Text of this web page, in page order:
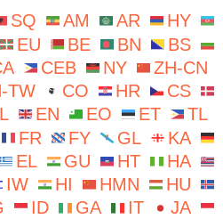
SQ AM AR
HY
EU BE BN
BS
CEB NY
ZH-CN
TW
CO HR
CS
EN EO ET
TL
FR FY GL
KA
EL GU HT
HA
IW HI HMN
HU
ID GA IT
JA